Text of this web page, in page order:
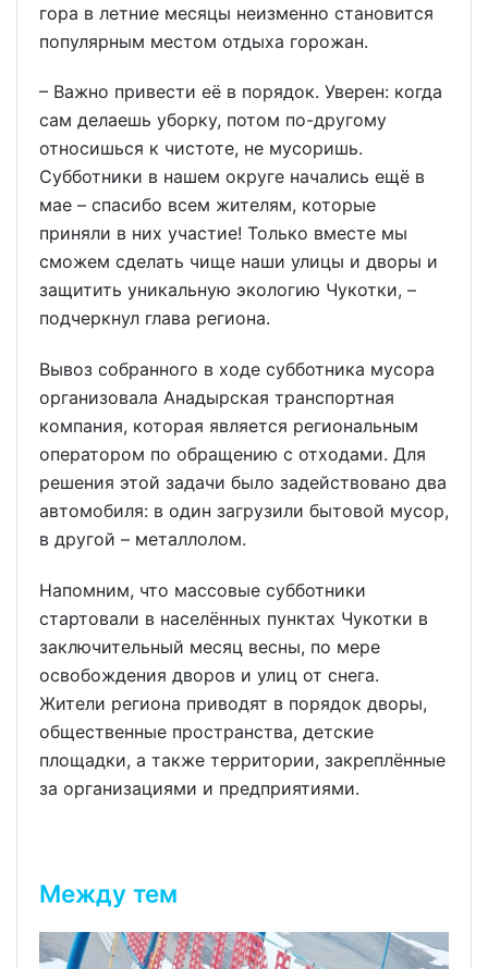
гора в летние месяцы неизменно становится
популярным местом отдыха горожан.
– Важно привести её в порядок. Уверен: когда
сам делаешь уборку, потом по-другому
относишься к чистоте, не мусоришь.
Субботники в нашем округе начались ещё в
мае – спасибо всем жителям, которые
приняли в них участие! Только вместе мы
сможем сделать чище наши улицы и дворы и
защитить уникальную экологию Чукотки, –
подчеркнул глава региона.
Вывоз собранного в ходе субботника мусора
организовала Анадырская транспортная
компания, которая является региональным
оператором по обращению с отходами. Для
решения этой задачи было задействовано два
автомобиля: в один загрузили бытовой мусор,
в другой – металлолом.
Напомним, что массовые субботники
стартовали в населённых пунктах Чукотки в
заключительный месяц весны, по мере
освобождения дворов и улиц от снега.
Жители региона приводят в порядок дворы,
общественные пространства, детские
площадки, а также территории, закреплённые
за организациями и предприятиями.
Между тем